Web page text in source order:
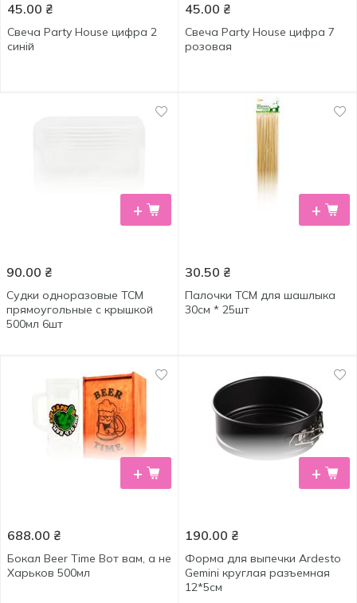
45.00 ₴
Свеча Party House цифра 2
синій
45.00 ₴
Свеча Party House цифра 7
розовая
+
90.00 ₴
Судки одноразовые ТСМ
прямоугольные с крышкой
500мл 6шт
+
30.50 ₴
Палочки ТСМ для шашлыка
30см * 25шт
+
688.00 ₴
Бокал Beer Time Вот вам, а не
Харьков 500мл
+
190.00 ₴
Форма для выпечки Ardesto
Gemini круглая разъемная
12*5см